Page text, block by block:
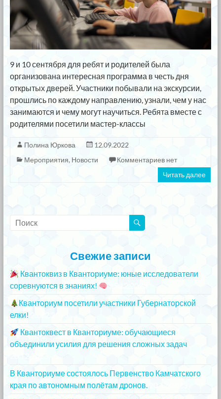
9 и 10 сентября для ребят и родителей была
организована интересная программа в честь дня
открытых дверей. Участники побывали на экскурсии,
прошлись по каждому направлению, узнали, чем у нас
занимаются и чему могут научиться. Ребята вместе с
родителями посетили мастер-классы
Полина Юркова
12.09.2022
Мероприятия, Новости
Комментариев нет
Читать далее
Свежие записи
Квантоквиз в Кванториуме: юные исследователи
соревнуются в знаниях!
Кванториум посетили участники Губернаторской
елки!
Квантоквест в Кванториуме: обучающиеся
объединили усилия для решения сложных задач
В Кванториуме состоялось Первенство Камчатского
края по автономным полётам дронов.